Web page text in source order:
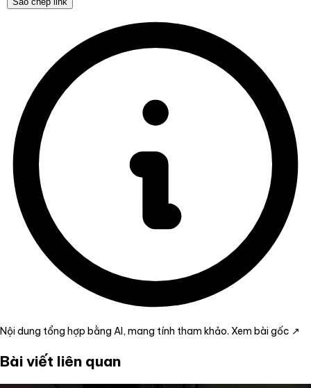
Nội dung tổng hợp bằng AI, mang tính tham khảo. Xem bài gốc ↗
Bài viết liên quan